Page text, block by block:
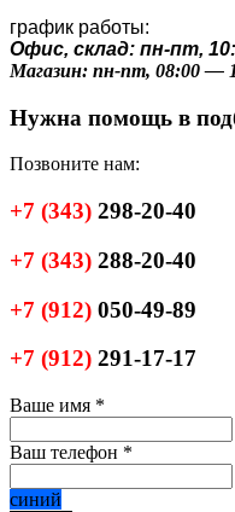
график работы:
Офис, склад: пн-пт,
Магазин: пн-пт, 08:00 —
Нужна помощь в
Позвоните нам:
+7 (343) 298-20-40
+7 (343) 288-20-40
+7 (912) 050-49-89
+7 (912) 291-17-17
Ваше имя *
Ваш телефон *
синий